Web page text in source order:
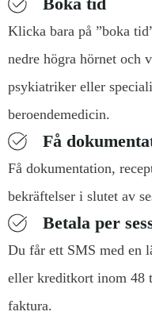
Klicka bara på ”boka
nedre högra hörnet och
psykiatriker eller
beroendemedicin.
Få
Få dokumentation,
bekräftelser i slutet av
Betala per
Du får ett SMS med en
eller kreditkort inom 48
faktura.